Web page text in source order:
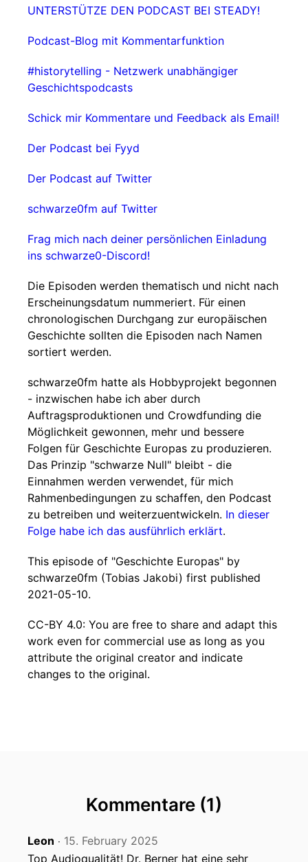
UNTERSTÜTZE DEN PODCAST BEI STEADY!
Podcast-Blog mit Kommentarfunktion
#historytelling - Netzwerk unabhängiger
Geschichtspodcasts
Schick mir Kommentare und Feedback als Email!
Der Podcast bei Fyyd
Der Podcast auf Twitter
schwarze0fm auf Twitter
Frag mich nach deiner persönlichen Einladung
ins schwarze0-Discord!
Die Episoden werden thematisch und nicht nach
Erscheinungsdatum nummeriert. Für einen
chronologischen Durchgang zur europäischen
Geschichte sollten die Episoden nach Namen
sortiert werden.
schwarze0fm hatte als Hobbyprojekt begonnen
- inzwischen habe ich aber durch
Auftragsproduktionen und Crowdfunding die
Möglichkeit gewonnen, mehr und bessere
Folgen für Geschichte Europas zu produzieren.
Das Prinzip "schwarze Null" bleibt - die
Einnahmen werden verwendet, für mich
Rahmenbedingungen zu schaffen, den Podcast
zu betreiben und weiterzuentwickeln. In dieser
Folge habe ich das ausführlich erklärt.
This episode of "Geschichte Europas" by
schwarze0fm (Tobias Jakobi) first published
2021-05-10.
CC-BY 4.0: You are free to share and adapt this
work even for commercial use as long as you
attribute the original creator and indicate
changes to the original.
Kommentare (1)
Leon ‧ 15. February 2025
Top Audioqualität! Dr. Berner hat eine sehr